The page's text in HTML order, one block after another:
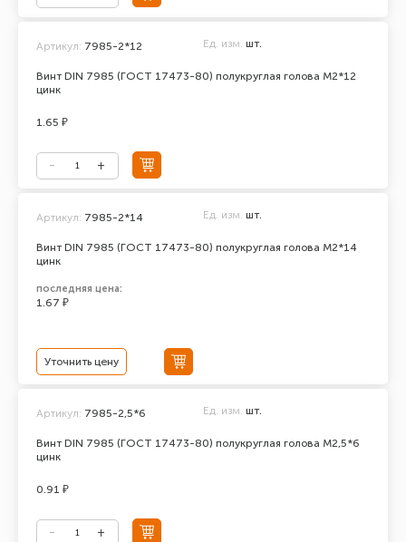
Винт DIN 7985 (ГОСТ 17473-80) полукруглая голова М2*12
цинк
Артикул: 7985-2*12 Ед. изм. шт.
1.65 ₽
Винт DIN 7985 (ГОСТ 17473-80) полукруглая голова М2*14
цинк
Артикул: 7985-2*14 Ед. изм. шт.
последняя цена:
1.67 ₽
Уточнить цену
Винт DIN 7985 (ГОСТ 17473-80) полукруглая голова М2,5*6
цинк
Артикул: 7985-2,5*6 Ед. изм. шт.
0.91 ₽